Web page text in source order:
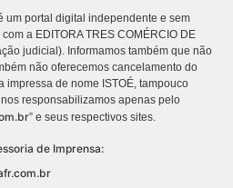
um portal digital independente e sem
a EDITORA TRES COMÉRCIO DE
judicial). Informamos também que não
não oferecemos cancelamento do
impressa de nome ISTOÉ, tampouco
responsabilizamos apenas pelo
” e seus respectivos sites.
de Imprensa: